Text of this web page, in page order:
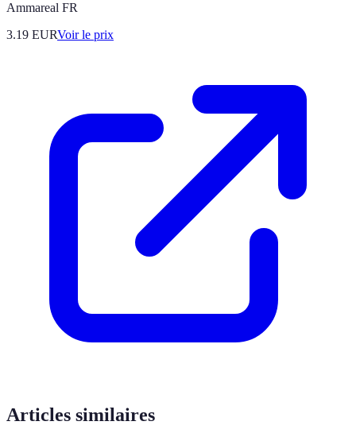
Ammareal FR
3.19 EURVoir le prix
Articles similaires